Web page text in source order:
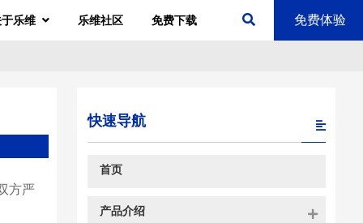
免费体验
乐维 乐维社区 免费下载
方严
快速导航
首页
产品介绍